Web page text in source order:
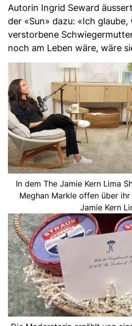
Autorin Ingrid Seward
der «Sun» dazu: «Ich glaube,
verstorbene
noch am Leben wäre, wäre
In dem The Jamie Kern Lima
Meghan Markle offen über
Jamie Kern